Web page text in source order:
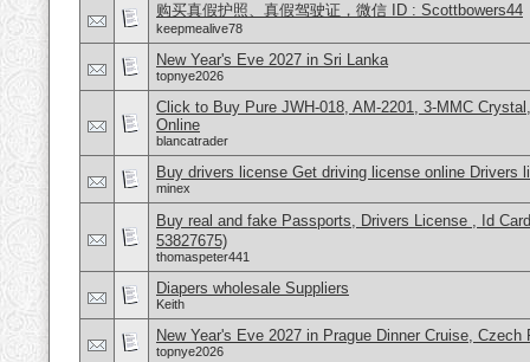
购买真假护照、真假驾驶证，微信 ID : Scottbowers44
keepmealive78
New Year's Eve 2027 in Sri Lanka
topnye2026
Click to Buy Pure JWH-018, AM-2201, 3-MMC
Online
blancatrader
Buy drivers license Get driving license online Drivers
minex
Buy real and fake Passports, Drivers License , Id
53827675)
thomaspeter441
Diapers wholesale Suppliers
Keith
New Year's Eve 2027 in Prague Dinner Cruise, Czech
topnye2026